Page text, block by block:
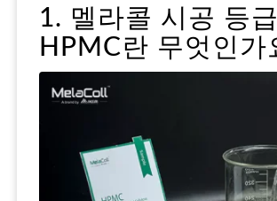
1. 멜라콜 시공 등급
HPMC란 무엇인가